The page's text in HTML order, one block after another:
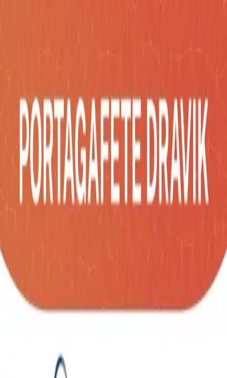
InicioCatálogo DesarrollosBlog EmpresaContacto
Social
COTIZA AHORA
Catálogo /Oficina/PORTAGAFETE DRAVIK
Oficina
PORTAGAFETE DRAVIK
claridad. Su mecanismo posterior tipo push facilita
la colocacion y extraccion de credenciales.
MATERIAL: Plastico / Poliester TAMAÑO: 75 cm
Largo total / 7 x 11 cm Tarjetero
AGREGAR A COTIZACIÓN